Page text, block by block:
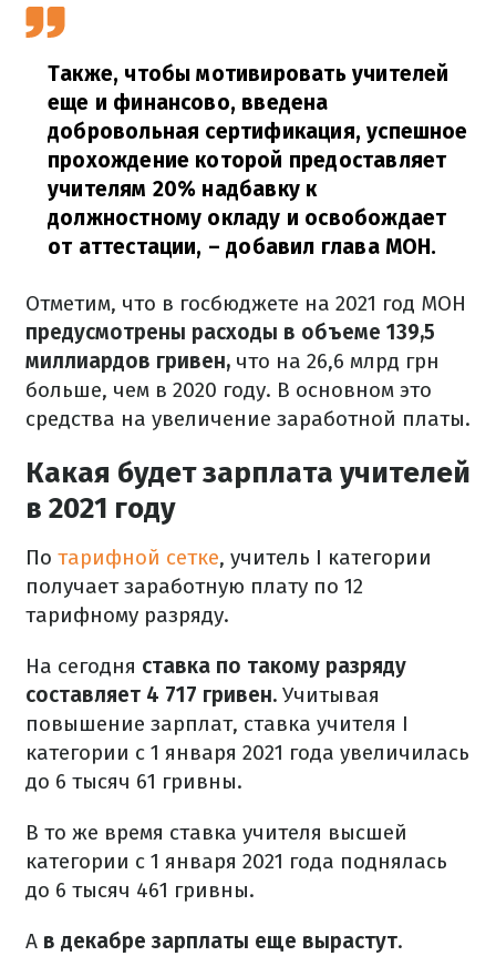
Также, чтобы мотивировать учителей
еще и финансово, введена
добровольная сертификация, успешное
прохождение которой предоставляет
учителям 20% надбавку к
должностному окладу и освобождает
от аттестации, –добавил глава МОН.
Отметим, что в госбюджете на 2021 год МОН
предусмотрены расходы в объеме 139,5
миллиардов гривен, что на 26,6 млрд грн
больше, чем в 2020 году. В основном это
средства на увеличение заработной платы.
Какая будет зарплата учителей
в 2021 году
По тарифной сетке, учитель I категории
получает заработную плату по 12
тарифному разряду.
На сегодня ставка по такому разряду
составляет 4 717 гривен. Учитывая
повышение зарплат, ставка учителя I
категории с 1 января 2021 года увеличилась
до 6 тысяч 61 гривны.
В то же время ставка учителя высшей
категории с 1 января 2021 года поднялась
до 6 тысяч 461 гривны.
А в декабре зарплаты еще вырастут.